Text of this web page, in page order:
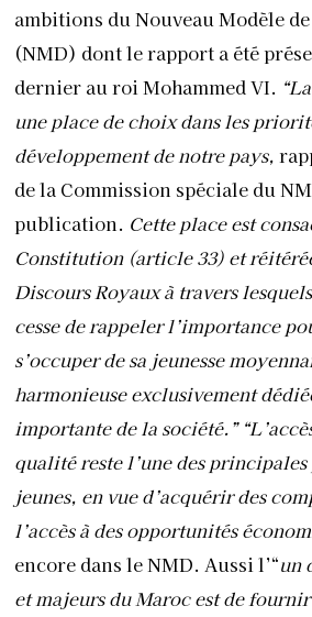
ambitions du Nouveau Modèle
(NMD) dont le rapport a été
dernier au roi Mohammed VI.
une place de choix dans les
développement de notre pays,
de la Commission spéciale du
publication. Cette place est
Constitution (article 33) et
Discours Royaux à travers
cesse de rappeler l’importance
s’occuper de sa jeunesse
harmonieuse exclusivement
importante de la société.”
qualité reste l’une des
jeunes, en vue d’acquérir des
l’accès à des opportunités
encore dans le NMD. Aussi l’“un
et majeurs du Maroc estde fournir